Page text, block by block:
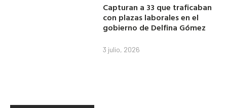
Capturan a 33 que traficaban
con plazas laborales en el
gobierno de Delfina Gómez
3 julio, 2026